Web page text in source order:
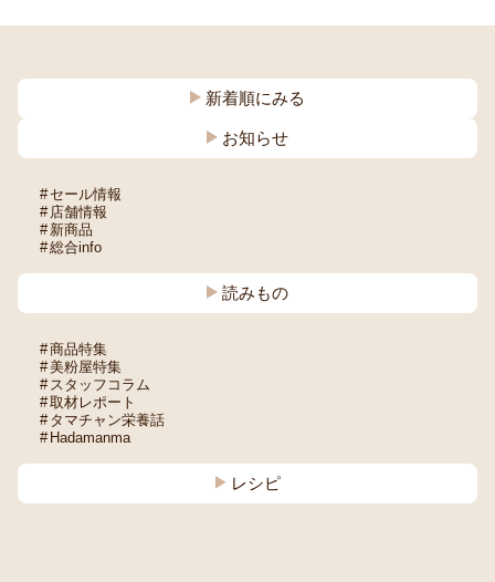
新着順にみる
お知らせ
セール情報
店舗情報
新商品
総合info
読みもの
商品特集
美粉屋特集
スタッフコラム
取材レポート
タマチャン栄養話
Hadamanma
レシピ